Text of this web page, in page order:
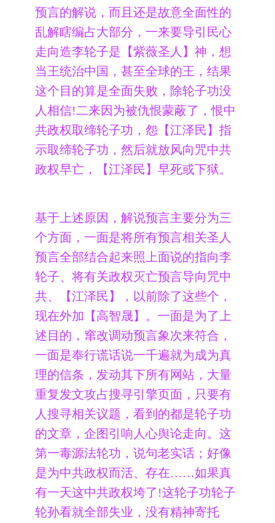
预言的解说，而且还是故意全面性的
乱解瞎编占大部分，一来要导引民心
走向造李轮子是【紫薇圣人】神，想
当王统治中国，甚至全球的王，结果
这个目的算是全面失败，除轮子功没
人相信!二来因为被仇恨蒙蔽了，恨中
共政权取缔轮子功，怨【江泽民】指
示取缔轮子功，然后就放风向咒中共
政权早亡，【江泽民】早死或下狱。
基于上述原因，解说预言主要分为三
个方面，一面是将所有预言相关圣人
预言全部结合起来照上面说的指向李
轮子、将有关政权灭亡预言导向咒中
共、【江泽民】，以前除了这些个，
现在外加【高智晟】。一面是为了上
述目的，窜改调动预言象次来符合，
一面是奉行谎话说一千遍就为成为真
理的信条，发动其下所有网站，大量
重复发文攻占搜寻引擎页面，只要有
人搜寻相关议题，看到的都是轮子功
的文章，企图引响人心舆论走向。这
第一毒源法轮功，说句老实话；好像
是为中共政权而活、存在……如果真
有一天这中共政权垮了!这轮子功轮子
轮孙看就全部失业，没有精神寄托